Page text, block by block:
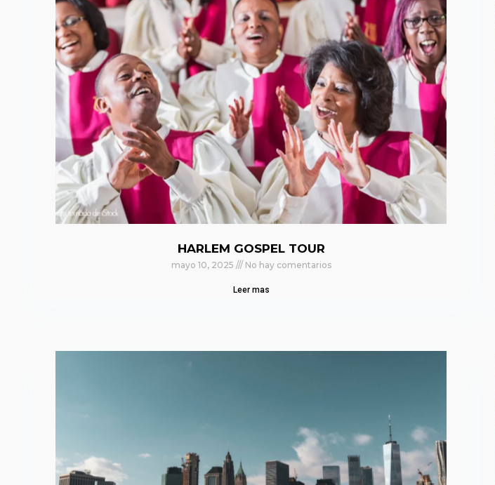
HARLEM GOSPEL TOUR
mayo 10, 2025 No hay comentarios
Leer mas